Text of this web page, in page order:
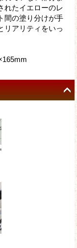
れたイエローのレ
間の塗り分けが手
リアリティをいっ